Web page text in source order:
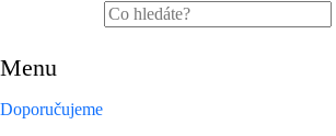
Menu
Doporučujeme